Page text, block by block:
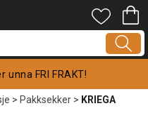
unna FRI FRAKT!
>Pakksekker> KRIEGA